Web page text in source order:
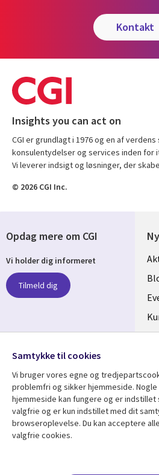
kontakt
Insights you can act on
CGI er grundlagt i 1976 og en af
konsulentydelser og services inden for
Vi leverer indsigt og løsninger, der
© 2026 CGI Inc.
Se mere
Library
Artikler
Opdag mere om CGI
Vi holder dig informeret
Tilmeld dig
Media
DENMARK
Samtykke til cookies
Vi bruger vores egne og
problemfri og sikker hjemmeside.
hjemmeside kan fungere og er indstillet
valgfrie og er kun indstillet med dit
browseroplevelse. Du kan acceptere
valgfrie cookies.